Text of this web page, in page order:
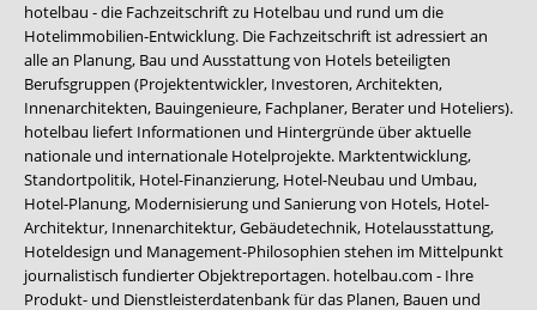
hotelbau - die Fachzeitschrift zu Hotelbau und rund um die
Hotelimmobilien-Entwicklung. Die Fachzeitschrift ist adressiert an
alle an Planung, Bau und Ausstattung von Hotels beteiligten
Berufsgruppen (Projektentwickler, Investoren, Architekten,
Innenarchitekten, Bauingenieure, Fachplaner, Berater und Hoteliers).
hotelbau liefert Informationen und Hintergründe über aktuelle
nationale und internationale Hotelprojekte. Marktentwicklung,
Standortpolitik, Hotel-Finanzierung, Hotel-Neubau und Umbau,
Hotel-Planung, Modernisierung und Sanierung von Hotels, Hotel-
Architektur, Innenarchitektur, Gebäudetechnik, Hotelausstattung,
Hoteldesign und Management-Philosophien stehen im Mittelpunkt
journalistisch fundierter Objektreportagen. hotelbau.com - Ihre
Produkt- und Dienstleisterdatenbank für das Planen, Bauen und